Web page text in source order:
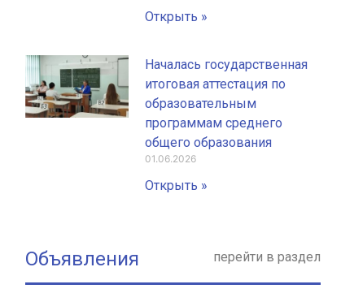
Открыть »
Началась государственная
итоговая аттестация по
образовательным
программам среднего
общего образования
01.06.2026
Открыть »
Объявления перейти в раздел